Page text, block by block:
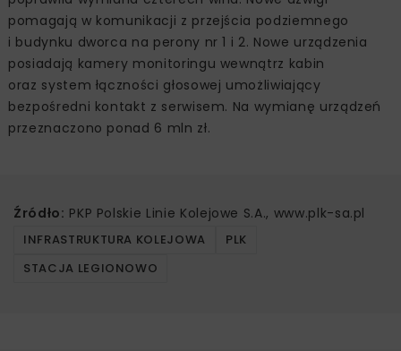
pomagają w komunikacji z przejścia podziemnego
i budynku dworca na perony nr 1 i 2. Nowe urządzenia
posiadają kamery monitoringu wewnątrz kabin
oraz system łączności głosowej umożliwiający
bezpośredni kontakt z serwisem. Na wymianę urządzeń
przeznaczono ponad 6 mln zł.
Źródło: PKP Polskie Linie Kolejowe S.A., www.plk-sa.pl
INFRASTRUKTURA KOLEJOWA
PLK
STACJA LEGIONOWO